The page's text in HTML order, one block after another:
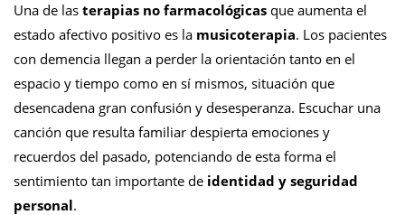
Una de las terapias no farmacológicas que aumenta el
estado afectivo positivo es la musicoterapia. Los pacientes
con demencia llegan a perder la orientación tanto en el
espacio y tiempo como en sí mismos, situación que
desencadena gran confusión y desesperanza. Escuchar una
canción que resulta familiar despierta emociones y
recuerdos del pasado, potenciando de esta forma el
sentimiento tan importante de identidad y seguridad
personal.